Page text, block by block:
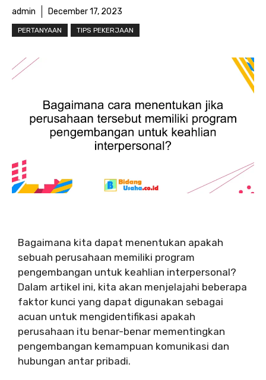
admin December 17, 2023
PERTANYAAN TIPS PEKERJAAN
Bagaimana kita dapat menentukan apakah
sebuah perusahaan memiliki program
pengembangan untuk keahlian interpersonal?
Dalam artikel ini, kita akan menjelajahi beberapa
faktor kunci yang dapat digunakan sebagai
acuan untuk mengidentifikasi apakah
perusahaan itu benar-benar mementingkan
pengembangan kemampuan komunikasi dan
hubungan antar pribadi.